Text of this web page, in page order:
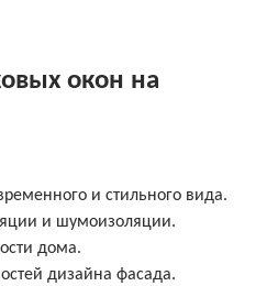
окон на
и стильного вида.
и шумоизоляции.
дома.
дизайна фасада.